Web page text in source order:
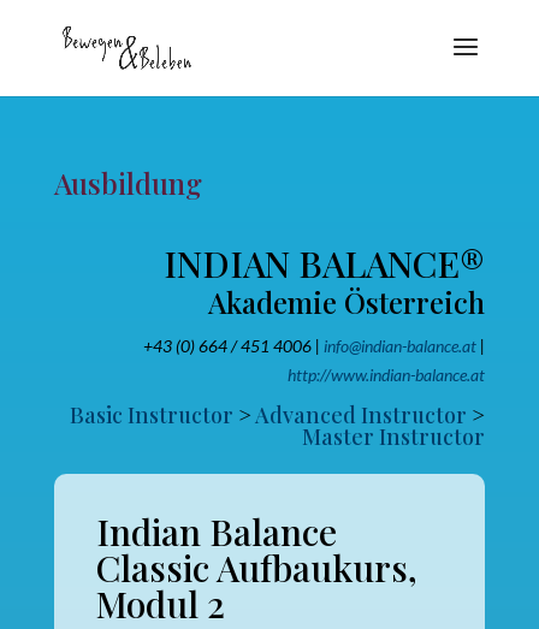
Ausbildung
INDIAN BALANCE®
Akademie Österreich
+43 (0) 664 / 451 4006 | info@indian-balance.at |
http://www.indian-balance.at
Basic Instructor >Advanced Instructor >
Master Instructor
Indian Balance
Classic Aufbaukurs,
Modul 2